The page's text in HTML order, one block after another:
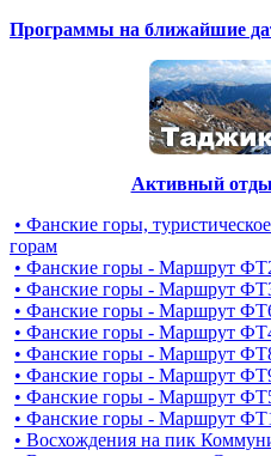
Программы на ближайшие
Активный
• Фанские горы,
горам
• Фанские горы - Маршрут
• Фанские горы - Маршрут
• Фанские горы - Маршрут
• Фанские горы - Маршрут
• Фанские горы - Маршрут
• Фанские горы - Маршрут
• Фанские горы - Маршрут
• Фанские горы - Маршрут
• Восхождения на пик